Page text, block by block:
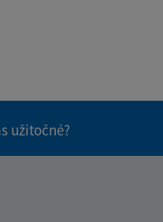
užitočné?